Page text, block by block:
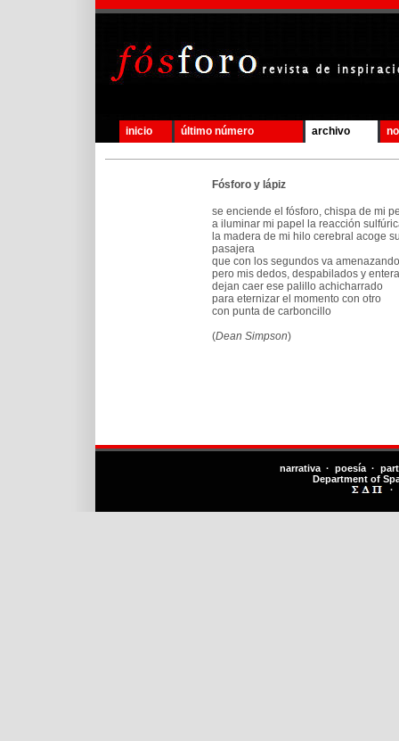
inicio último número archivo
Fósforo y lápiz
se enciende el fósforo, chispa de mi
a iluminar mi papel la reacción
la madera de mi hilo cerebral acoge
pasajera
que con los segundos va
pero mis dedos, despabilados y
dejan caer ese palillo achicharrado
para eternizar el momento con otro
con punta de carboncillo
(Dean Simpson)
narrativa · poesía ·
Department of
·